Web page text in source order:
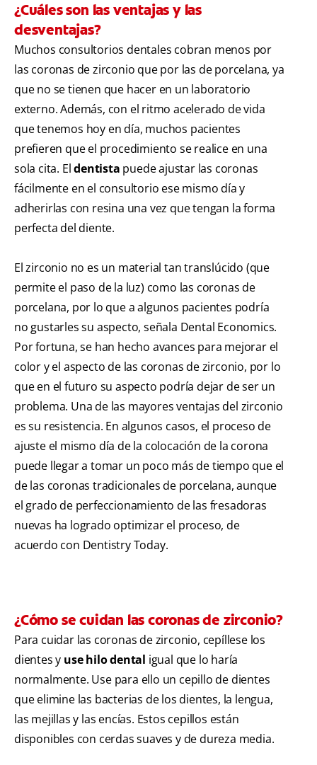
¿Cuáles son las ventajas y las
desventajas?
Muchos consultorios dentales cobran menos por
las coronas de zirconio que por las de porcelana, ya
que no se tienen que hacer en un laboratorio
externo. Además, con el ritmo acelerado de vida
que tenemos hoy en día, muchos pacientes
prefieren que el procedimiento se realice en una
sola cita. Eldentista puede ajustar las coronas
fácilmente en el consultorio ese mismo día y
adherirlas con resina una vez que tengan la forma
perfecta del diente.
El zirconio no es un material tan translúcido (que
permite el paso de la luz) como las coronas de
porcelana, por lo que a algunos pacientes podría
no gustarles su aspecto, señala Dental Economics.
Por fortuna, se han hecho avances para mejorar el
color y el aspecto de las coronas de zirconio, por lo
que en el futuro su aspecto podría dejar de ser un
problema. Una de las mayores ventajas del zirconio
es su resistencia. En algunos casos, el proceso de
ajuste el mismo día de la colocación de la corona
puede llegar a tomar un poco más de tiempo que el
de las coronas tradicionales de porcelana, aunque
el grado de perfeccionamiento de las fresadoras
nuevas ha logrado optimizar el proceso, de
acuerdo con Dentistry Today.
¿Cómo se cuidan las coronas de zirconio?
Para cuidar las coronas de zirconio, cepíllese los
dientes y use hilo dental igual que lo haría
normalmente. Use para ello un cepillo de dientes
que elimine las bacterias de los dientes, la lengua,
las mejillas y las encías. Estos cepillos están
disponibles con cerdas suaves y de dureza media.